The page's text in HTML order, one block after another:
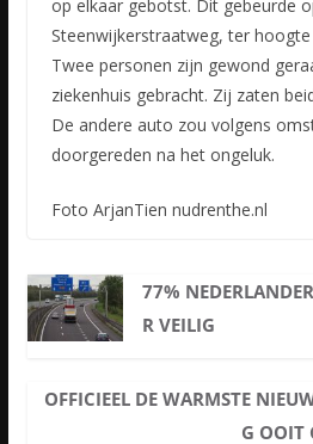
op elkaar gebotst. Dit gebeurde
Steenwijkerstraatweg, ter
Twee personen zijn gewond
ziekenhuis gebracht. Zij zaten
De andere auto zou volgens
doorgereden na het ongeluk.
Foto ArjanTien nudrenthe.nl
77%
R VEILIG
OFFICIEEL DE WARMSTE
G OOIT